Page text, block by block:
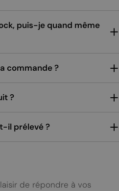
puis-je quand même
commande ?
?
il prélevé ?
de répondre à vos